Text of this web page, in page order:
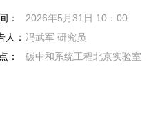
：
2026年5月31日 10：00
人： 冯武军 研究员
：
碳中和系统工程北京实验室